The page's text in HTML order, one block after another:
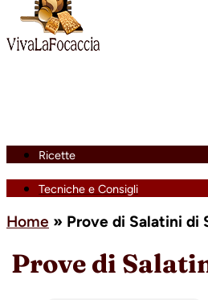
Ricette
Tecniche e Consigli
Home » Prove di Salatini di
Prove di